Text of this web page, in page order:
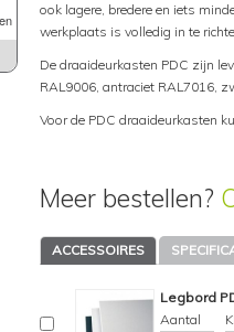
ook lagere, bredere en iets
werkplaats is volledig in te
De draaideurkasten PDC zijn
RAL9006, antraciet RAL7016,
Voor de PDC draaideurkasten
Meer bestellen?
ACCESSOIRES
Legbord
Aantal